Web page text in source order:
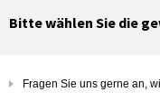
Bitte wählen Sie die
Fragen Sie uns gerne an,